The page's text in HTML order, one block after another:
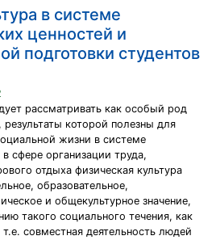
в системе
ценностей и
подготовки студентов
рассматривать как особый род
результаты которой полезны для
жизни в системе
сфере организации труда,
отдыха физическая культура
образовательное,
и общекультурное значение,
такого социального течения, как
совместная деятельность людей